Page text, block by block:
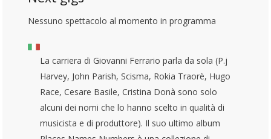
Nessuno spettacolo al momento in programma
La carriera di Giovanni Ferrario parla da sola (P.j
Harvey, John Parish, Scisma, Rokia Traorè, Hugo
Race, Cesare Basile, Cristina Donà sono solo
alcuni dei nomi che lo hanno scelto in qualità di
musicista e di produttore). Il suo ultimo album